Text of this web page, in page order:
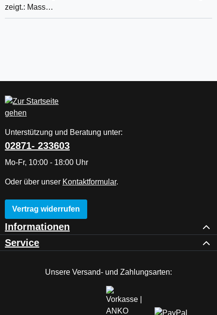
zeigt.: Mass…
Unterstützung und Beratung unter:
02871- 233603
Mo-Fr, 10:00 - 18:00 Uhr
Oder über unser Kontaktformular.
Vertrag widerrufen
Informationen
Service
Unsere Versand- und Zahlungsarten: